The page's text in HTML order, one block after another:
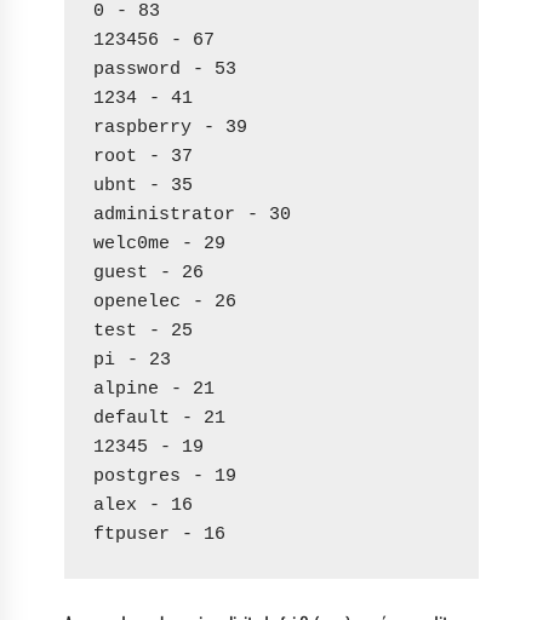
0 - 83
123456 - 67
password - 53
1234 - 41
raspberry - 39
root - 37
ubnt - 35
administrator - 30
welc0me - 29
guest - 26
openelec - 26
test - 25
pi - 23
alpine - 21
default - 21
12345 - 19
postgres - 19
alex - 16
ftpuser - 16